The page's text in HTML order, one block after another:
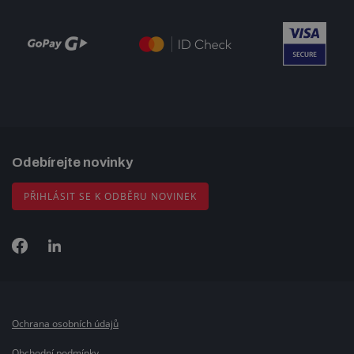
Odebírejte novinky
PŘIHLÁSIT SE K ODBĚRU NOVINEK
Ochrana osobních údajů